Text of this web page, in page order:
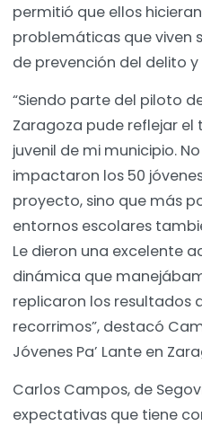
permitió que ellos
problemáticas que viven
de prevención del delito
“Siendo parte del piloto
Zaragoza pude reflejar
juvenil de mi municipio.
impactaron los 50
proyecto, sino que más
entornos escolares
Le dieron una excelente
dinámica que
replicaron los resultados
recorrimos”, destacó
Jóvenes Pa’ Lante en
Carlos Campos, de
expectativas que tiene